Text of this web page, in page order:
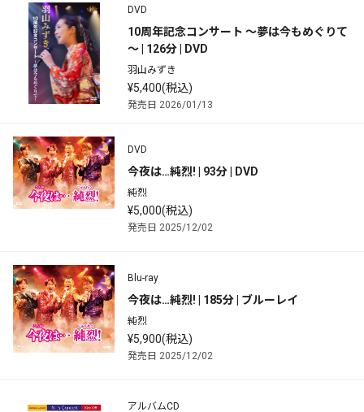
DVD
10周年記念コンサート ～夢は今もめぐりて
～ | 126分 | DVD
羽山みずき
¥5,400(税込)
発売日 2026/01/13
DVD
今夜は…純烈! | 93分 | DVD
純烈
¥5,000(税込)
発売日 2025/12/02
Blu-ray
今夜は…純烈! | 185分 | ブルーレイ
純烈
¥5,900(税込)
発売日 2025/12/02
アルバムCD